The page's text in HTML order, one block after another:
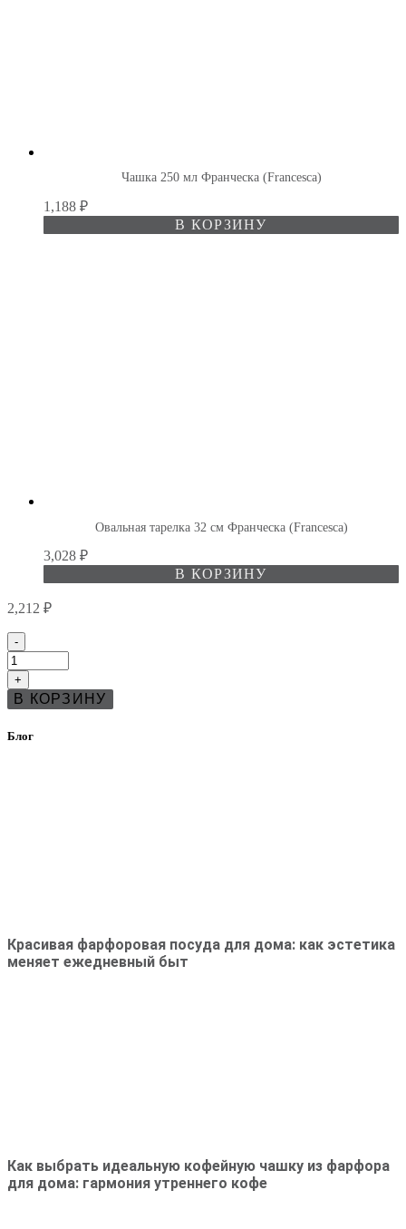
Чашка 250 мл Франческа (Francesca)
1,188 ₽
В КОРЗИНУ
Овальная тарелка 32 см Франческа (Francesca)
3,028 ₽
В КОРЗИНУ
2,212 ₽
Количество
товара
Тарелка
овальная
28
Франческа
-
+
В КОРЗИНУ
Блог
Красивая фарфоровая посуда для дома: как эстетика
меняет ежедневный быт
Как выбрать идеальную кофейную чашку из фарфора
для дома: гармония утреннего кофе